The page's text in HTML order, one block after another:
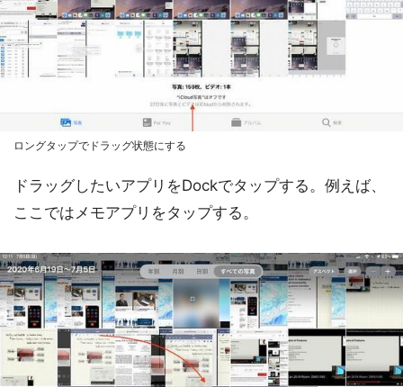
ロングタップでドラッグ状態にする
ドラッグしたいアプリをDockでタップする。例えば、
ここではメモアプリをタップする。